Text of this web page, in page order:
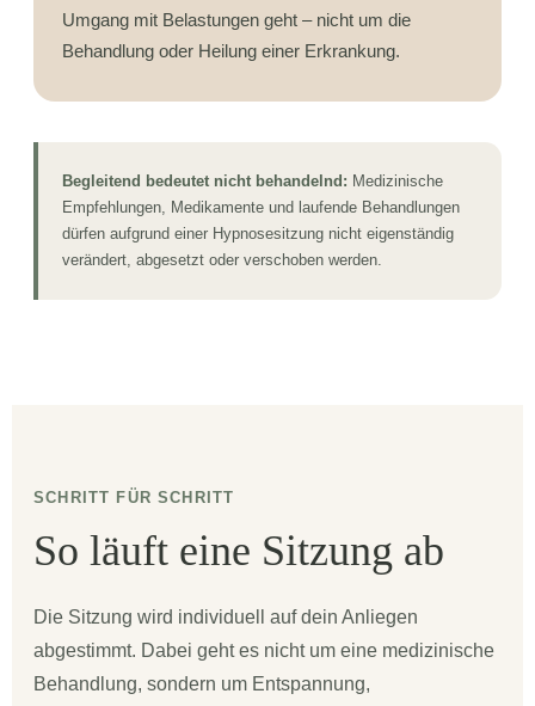
Umgang mit Belastungen geht – nicht um die
Behandlung oder Heilung einer Erkrankung.
Begleitend bedeutet nicht behandelnd: Medizinische
Empfehlungen, Medikamente und laufende Behandlungen
dürfen aufgrund einer Hypnosesitzung nicht eigenständig
verändert, abgesetzt oder verschoben werden.
SCHRITT FÜR SCHRITT
So läuft eine Sitzung ab
Die Sitzung wird individuell auf dein Anliegen
abgestimmt. Dabei geht es nicht um eine medizinische
Behandlung, sondern um Entspannung,